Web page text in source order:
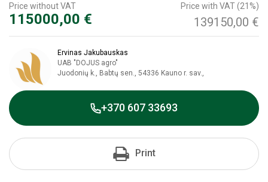
Price without VAT
115000,00 €
Price with VAT (21%)
139150,00 €
Ervinas Jakubauskas
UAB "DOJUS agro"
Juodonių k., Babtų sen., 54336 Kauno r. sav.,
+370 607 33693
Print